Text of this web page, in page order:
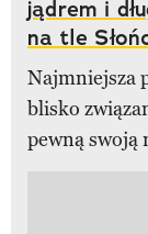
jądrem i
na tle
Najmniejsza
blisko
pewną swoją